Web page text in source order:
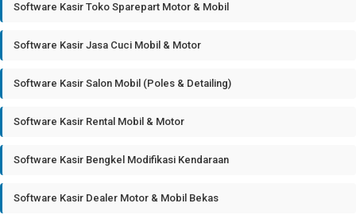
Software Kasir Toko Sparepart Motor & Mobil
Software Kasir Jasa Cuci Mobil & Motor
Software Kasir Salon Mobil (Poles & Detailing)
Software Kasir Rental Mobil & Motor
Software Kasir Bengkel Modifikasi Kendaraan
Software Kasir Dealer Motor & Mobil Bekas